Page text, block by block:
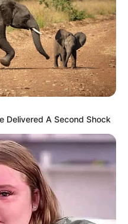
Delivered A Second Shock